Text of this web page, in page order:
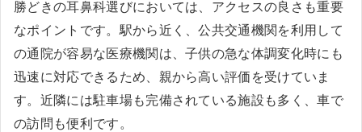
勝どきの耳鼻科選びにおいては、アクセスの良さも重要
なポイントです。駅から近く、公共交通機関を利用して
の通院が容易な医療機関は、子供の急な体調変化時にも
迅速に対応できるため、親から高い評価を受けていま
す。近隣には駐車場も完備されている施設も多く、車で
の訪問も便利です。